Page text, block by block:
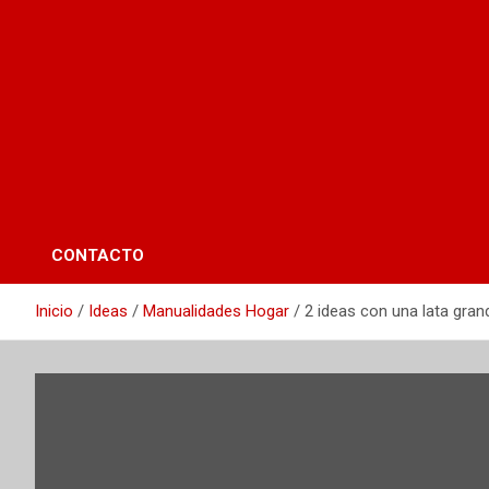
CONTACTO
Inicio Ideas Manualidades Hogar 2 ideas con una lata